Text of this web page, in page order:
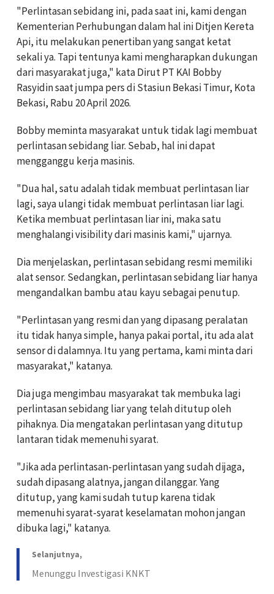
"Perlintasan sebidang ini, pada saat ini, kami dengan
Kementerian Perhubungan dalam hal ini Ditjen Kereta
Api, itu melakukan penertiban yang sangat ketat
sekali ya. Tapi tentunya kami mengharapkan dukungan
dari masyarakat juga," kata Dirut PT KAI Bobby
Rasyidin saat jumpa pers di Stasiun Bekasi Timur, Kota
Bekasi, Rabu 20 April 2026.
Bobby meminta masyarakat untuk tidak lagi membuat
perlintasan sebidang liar. Sebab, hal ini dapat
mengganggu kerja masinis.
"Dua hal, satu adalah tidak membuat perlintasan liar
lagi, saya ulangi tidak membuat perlintasan liar lagi.
Ketika membuat perlintasan liar ini, maka satu
menghalangi visibility dari masinis kami," ujarnya.
Dia menjelaskan, perlintasan sebidang resmi memiliki
alat sensor. Sedangkan, perlintasan sebidang liar hanya
mengandalkan bambu atau kayu sebagai penutup.
"Perlintasan yang resmi dan yang dipasang peralatan
itu tidak hanya simple, hanya pakai portal, itu ada alat
sensor di dalamnya. Itu yang pertama, kami minta dari
masyarakat," katanya.
Dia juga mengimbau masyarakat tak membuka lagi
perlintasan sebidang liar yang telah ditutup oleh
pihaknya. Dia mengatakan perlintasan yang ditutup
lantaran tidak memenuhi syarat.
"Jika ada perlintasan-perlintasan yang sudah dijaga,
sudah dipasang alatnya, jangan dilanggar. Yang
ditutup, yang kami sudah tutup karena tidak
memenuhi syarat-syarat keselamatan mohon jangan
dibuka lagi," katanya.
Selanjutnya,
Menunggu Investigasi KNKT